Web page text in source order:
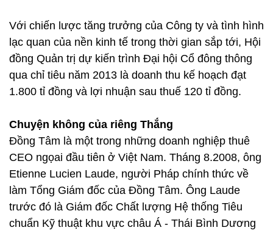
Với chiến lược tăng trưởng của Công ty và tình hình
lạc quan của nền kinh tế trong thời gian sắp tới, Hội
đồng Quản trị dự kiến trình Đại hội Cổ đông thông
qua chỉ tiêu năm 2013 là doanh thu kế hoạch đạt
1.800 tỉ đồng và lợi nhuận sau thuế 120 tỉ đồng.
Chuyện không của riêng Thắng
Đồng Tâm là một trong những doanh nghiệp thuê
CEO ngọai đầu tiên ở Việt Nam. Tháng 8.2008, ông
Etienne Lucien Laude, người Pháp chính thức về
làm Tổng Giám đốc của Đồng Tâm. Ông Laude
trước đó là Giám đốc Chất lượng Hệ thống Tiêu
chuẩn Kỹ thuật khu vực châu Á - Thái Bình Dương